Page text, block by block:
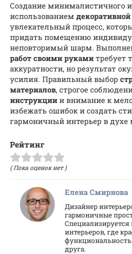
Создание минималистичного
использованием
увлекательный процесс,
придать помещению
неповторимый шарм.
работ своими руками требует
аккуратности, но результат
усилия. Правильный выбор
материалов, строгое
инструкции и внимание к
избежать ошибок и создать
гармоничный интерьер в
Рейтинг
( Пока оценок нет )
Елена Смирнова
Дизайнер
гармоничные
Специализируется
интерьеров, где
друга.